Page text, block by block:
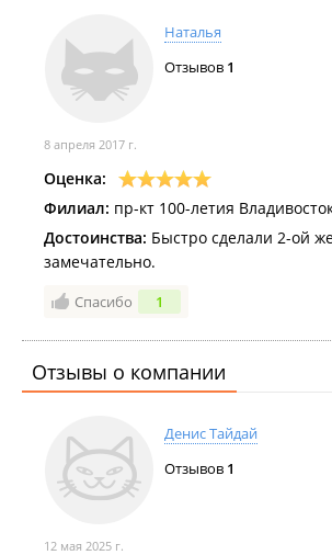
Наталья
Отзывов 1
8 апреля 2017 г.
Оценка:
Филиал: пр-кт 100-летия
Достоинства: Быстро сделали 2-ой
замечательно.
Спасибо 1
Отзывы о компании
Денис Тайдай
Отзывов 1
12 мая 2025 г.